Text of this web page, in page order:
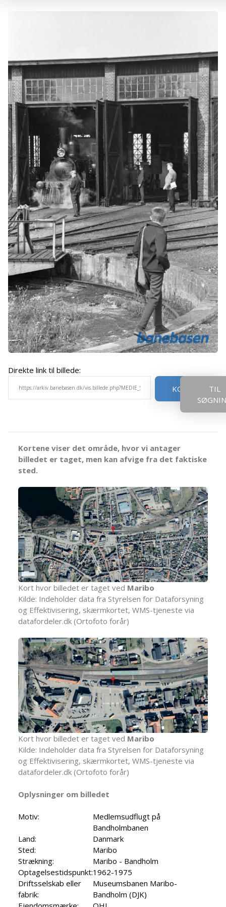
Direkte link til billede:
KOPIER
TIL
Kortene viser det område, hvor vi antager
billedet er taget, men kan afvige fra det faktiske
sted.
Kort hvor billedet er taget ved Maribo
Kilde: Indeholder data fra Styrelsen for Dataforsyning
og Effektivisering, skærmkortet, WMS-tjeneste via
datafordeler.dk (Ortofoto forår)
Kort hvor billedet er taget ved Maribo
Kilde: Indeholder data fra Styrelsen for Dataforsyning
og Effektivisering, skærmkortet, WMS-tjeneste via
datafordeler.dk (Ortofoto forår)
Oplysninger om billedet
Motiv:
Medlemsudflugt på
Bandholmbanen
Land:
Danmark
Sted:
Maribo
Strækning:
Maribo - Bandholm
Optagelsestidspunkt:1962-1975
Driftsselskab eller
fabrik:
Museumsbanen Maribo-
Bandholm (DJK)